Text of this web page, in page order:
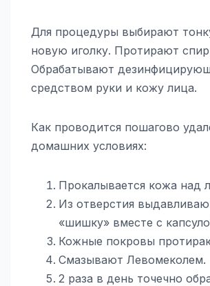
Для процедуры выбирают
новую иголку. Протирают
Обрабатывают
средством руки и кожу лица.
Как проводится пошагово
домашних условиях:
Прокалывается кожа над
Из отверстия
«шишку» вместе с
Кожные покровы
Смазывают Левомеколем.
2 раза в день точечно